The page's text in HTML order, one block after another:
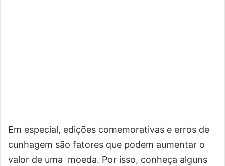
Em especial, edições comemorativas e erros de
cunhagem são fatores que podem aumentar o
valor de uma moeda. Por isso, conheça alguns